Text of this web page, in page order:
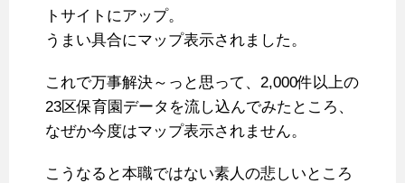
トサイトにアップ。
うまい具合にマップ表示されました。
これで万事解決～っと思って、2,000件以上の
23区保育園データを流し込んでみたところ、
なぜか今度はマップ表示されません。
こうなると本職ではない素人の悲しいところ